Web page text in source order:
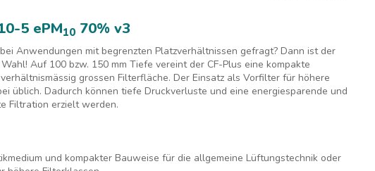
5 ePM10 70% v3
Anwendungen mit begrenzten Platzverhältnissen gefragt? Dann ist der
Auf 100 bzw. 150 mm Tiefe vereint der CF-Plus eine kompakte
grossen Filterfläche. Der Einsatz als Vorfilter für höhere
üblich. Dadurch können tiefe Druckverluste und eine energiesparende und
Filtration erzielt werden.
und kompakter Bauweise für die allgemeine Lüftungstechnik oder